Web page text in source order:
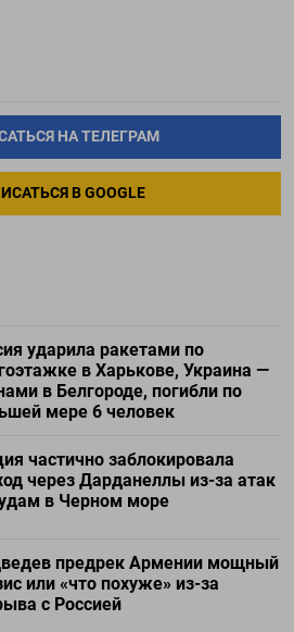
НА ТЕЛЕГРАМ
В GOOGLE
ударила ракетами по
в Харькове, Украина —
в Белгороде, погибли по
мере 6 человек
частично заблокировала
через Дарданеллы из-за атак
в Черном море
предрек Армении мощный
или «что похуже» из-за
с Россией